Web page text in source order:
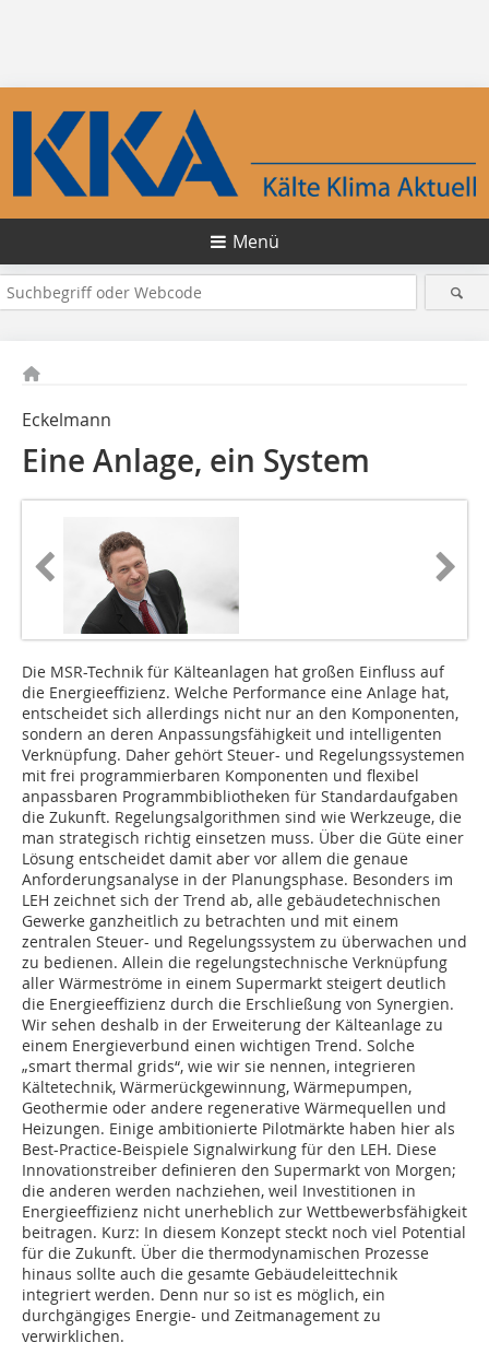
Menü
Eckelmann
Eine Anlage, ein System
Die MSR-Technik für Kälteanlagen hat großen Einfluss auf
die Energieeffizienz. Welche Performance eine Anlage hat,
entscheidet sich allerdings nicht nur an den Komponenten,
sondern an deren Anpassungsfähigkeit und intelligenten
Verknüpfung. Daher gehört Steuer- und Regelungssystemen
mit frei programmierbaren Komponenten und flexibel
anpassbaren Programmbibliotheken für Standardaufgaben
die Zukunft. Regelungsalgorithmen sind wie Werkzeuge, die
man strategisch richtig einsetzen muss. Über die Güte einer
Lösung entscheidet damit aber vor allem die genaue
Anforderungsanalyse in der Planungsphase. Besonders im
LEH zeichnet sich der Trend ab, alle gebäudetechnischen
Gewerke ganzheitlich zu betrachten und mit einem
zentralen Steuer- und Regelungssystem zu überwachen und
zu bedienen. Allein die regelungstechnische Verknüpfung
aller Wärmeströme in einem Supermarkt steigert deutlich
die Energieeffizienz durch die Erschließung von Synergien.
Wir sehen deshalb in der Erweiterung der Kälteanlage zu
einem Energieverbund einen wichtigen Trend. Solche
„smart thermal grids“, wie wir sie nennen, integrieren
Kältetechnik, Wärmerückgewinnung, Wärmepumpen,
Geothermie oder andere regenerative Wärmequellen und
Heizungen. Einige ambitionierte Pilotmärkte haben hier als
Best-Practice-Beispiele Signalwirkung für den LEH. Diese
Innovationstreiber definieren den Supermarkt von Morgen;
die anderen werden nachziehen, weil Investitionen in
Energieeffizienz nicht unerheblich zur Wettbewerbsfähigkeit
beitragen. Kurz: In diesem Konzept steckt noch viel Potential
für die Zukunft. Über die thermodynamischen Prozesse
hinaus sollte auch die gesamte Gebäudeleittechnik
integriert werden. Denn nur so ist es möglich, ein
durchgängiges Energie- und Zeitmanagement zu
verwirklichen.